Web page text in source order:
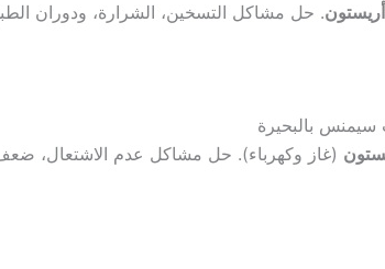
. حل مشاكل التسخين، الشرارة، ودوران
سيمنس بالبحيرة
(غاز وكهرباء). حل مشاكل عدم الاشتعال، ضعف